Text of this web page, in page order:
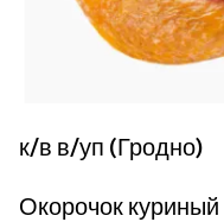
к/в в/уп (Гродно)
Окорочок